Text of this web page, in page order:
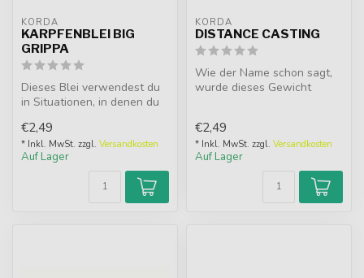
KORDA
KARPFENBLEI BIG
GRIPPA
Dieses Blei verwendest du
in Situationen, in denen du
€2,49
* Inkl. MwSt. zzgl. Versandkosten
Auf Lager
KORDA
DISTANCE CASTING
Wie der Name schon sagt,
wurde dieses Gewicht
€2,49
* Inkl. MwSt. zzgl. Versandkosten
Auf Lager